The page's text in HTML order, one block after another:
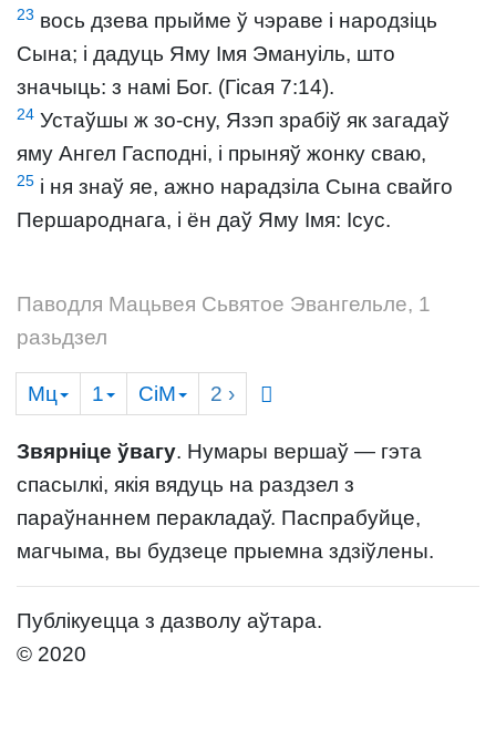
23 вось дзева прыйме ў чэраве і народзіць
Сына; і дадуць Яму Імя Эмануіль, што
значыць: з намі Бог. (Гісая 7:14).
24 Устаўшы ж зо-сну, Язэп зрабіў як загадаў
яму Ангел Гасподні, і прыняў жонку сваю,
25 і ня знаў яе, ажно нарадзіла Сына свайго
Першароднага, і ён даў Яму Імя: Ісус.
Паводля Мацьвея Сьвятое Эвангельле, 1
разьдзел
Мц 1 СіМ 2 ›
Звярніце ўвагу. Нумары вершаў — гэта
спасылкі, якія вядуць на раздзел з
параўнаннем перакладаў. Паспрабуйце,
магчыма, вы будзеце прыемна здзіўлены.
Публікуецца з дазволу аўтара.
© 2020